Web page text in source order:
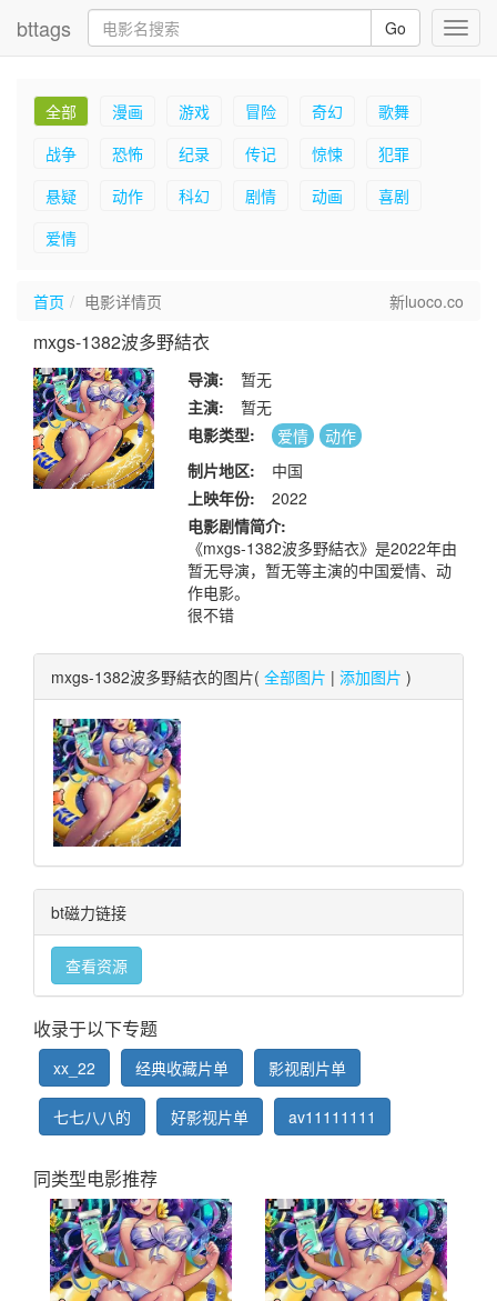
bttags Go
全部 漫画 游戏 冒险 奇幻
歌舞
战争
恐怖 纪录 传记 惊悚
犯罪
悬疑
动作 科幻 剧情 动画
喜剧
爱情
首页 电影详情页 新luoco.co
mxgs-1382波多野結衣
导演:
暂无
主演:
暂无
电影类型:
爱情
动作
制片地区:
中国
上映年份:
2022
电影剧情简介:
《mxgs-1382波多野結衣》是2022年由
暂无导演，暂无等主演的中国爱情、动
作电影。
很不错
mxgs-1382波多野結衣的图片( 全部图片 | 添加图片 )
bt磁力链接
查看资源
收录于以下专题
xx_22 经典收藏片单 影视剧片单
七七八八的 好影视片单 av11111111
同类型电影推荐